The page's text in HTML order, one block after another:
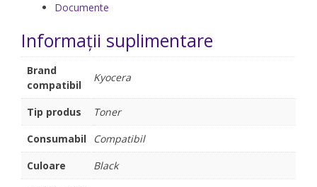
Documente
Informații suplimentare
Brand
compatibil
Kyocera
Tip produs
Toner
Consumabil
Compatibil
Culoare
Black